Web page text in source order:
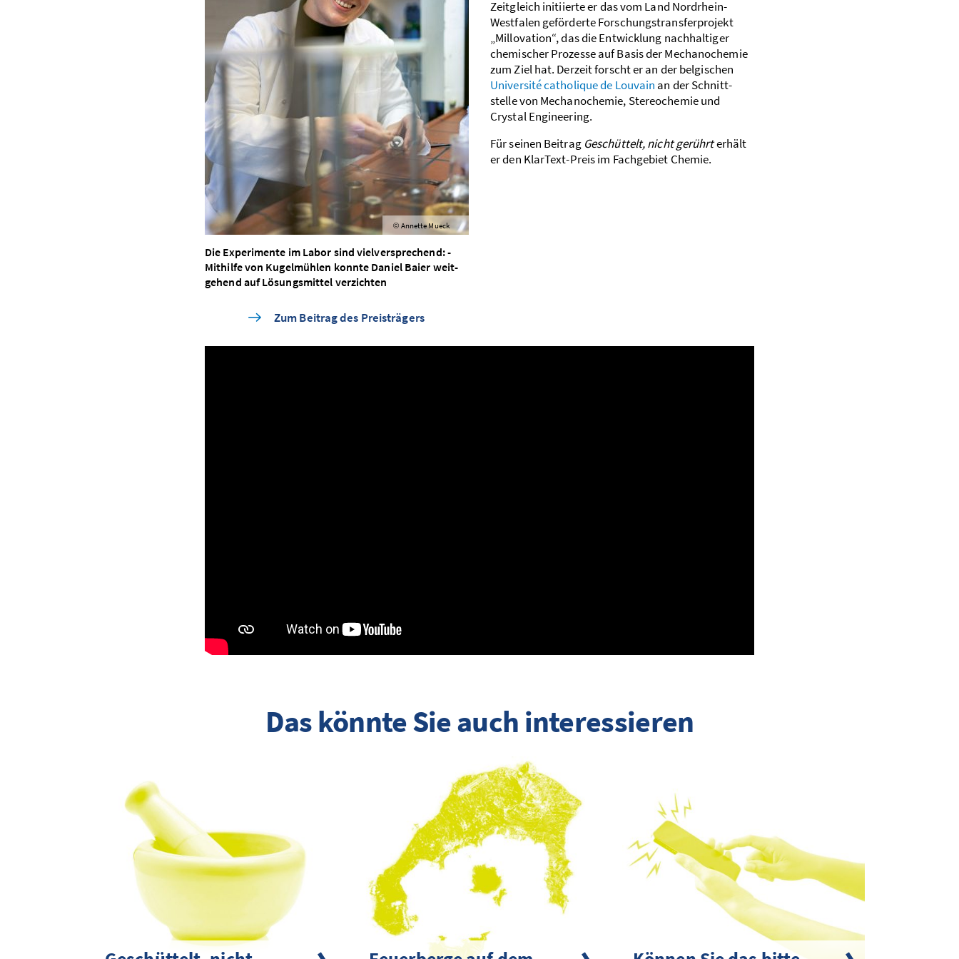
© Annette Mueck
Die Experimente im Labor sind viel­versprechend: ­
Mithilfe von Kugel­mühlen konnte Daniel Baier­ ­weit­
gehend auf Lösungs­mittel verzichten
Zeit­gleich initiierte er das vom Land Nordrhein-
Westfalen ­geförderte Forschungs­transfer­projekt
„Millovation“, das die Entwicklung nach­haltiger
chemischer ­Prozesse auf Basis der Mechanochemie
zum Ziel hat. Derzeit forscht er an der belgischen
Université catholique de Louvain an der Schnitt­­
stelle von ­Mechanochemie, Stereochemie und
Crystal Engineering.
Für seinen Beitrag Geschüttelt, nicht gerührt­erhält
er den KlarText-Preis im Fachgebiet Chemie.
Zum Beitrag des Preisträgers
Das könnte Sie auch interessieren